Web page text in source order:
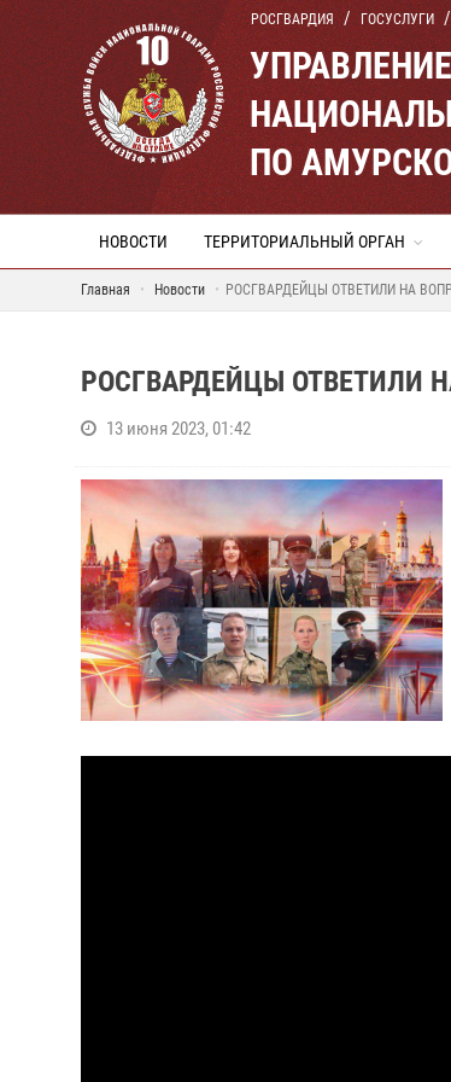
РОСГВАРДИЯ ГОСУСЛУГИ
ПО
НОВОСТИ ТЕРРИТОРИАЛЬНЫЙ ОРГАН
Главная Новости РОСГВАРДЕЙЦЫ ОТВЕТИЛИ НА
РОСГВАРДЕЙЦЫ ОТВЕТИЛИ
13 июня 2023, 01:42